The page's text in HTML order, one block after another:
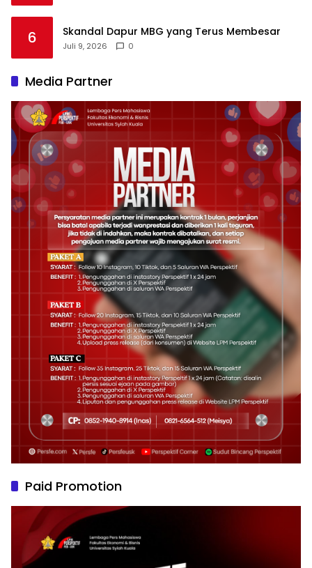
6 Skandal Dapur MBG yang Terus Membesar
Juli 9, 2026 0
Media Partner
Paid Promotion